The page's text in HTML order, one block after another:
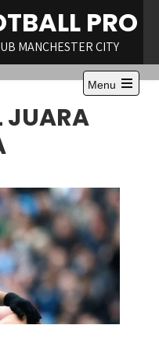
PRO
MANCHESTER CITY
Menu
Open
JUARA